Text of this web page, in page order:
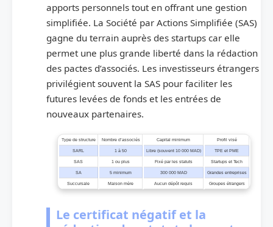
apports personnels tout en offrant une gestion
simplifiée. La Société par Actions Simplifiée (SAS)
gagne du terrain auprès des startups car elle
permet une plus grande liberté dans la rédaction
des pactes d’associés. Les investisseurs étrangers
privilégient souvent la SAS pour faciliter les
futures levées de fonds et les entrées de
nouveaux partenaires.
Type de structure Nombre d’associés Capital minimum Profil visé
SARL 1 à 50 Libre (souvent 10 000 MAD) TPE et PME
SAS 1 ou plus Fixé par les statuts Startups et Tech
SA 5 minimum 300 000 MAD Grandes entreprises
Succursale Maison mère Aucun dépôt requis Groupes étrangers
Le certificat négatif et la